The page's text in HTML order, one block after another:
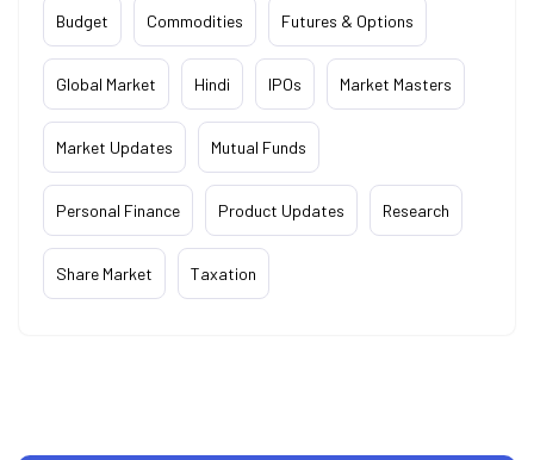
Budget Commodities Futures & Options
Global Market Hindi IPOs Market Masters
Market Updates Mutual Funds
Personal Finance Product Updates Research
Share Market Taxation